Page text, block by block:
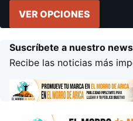
VER OPCIONES
Suscríbete a nuestro
Recibe las noticias más